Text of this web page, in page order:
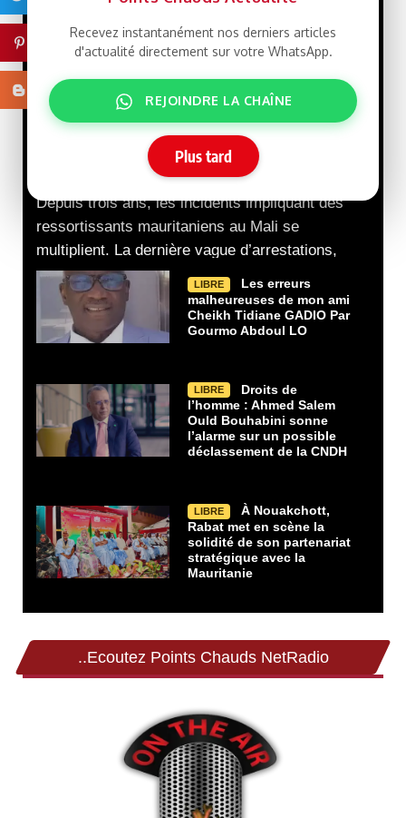
Blogger
Edito / Mauritanie-Mali : pourquoi
Bamako pousse-t-il Nouakchott à bout?
Depuis trois ans, les incidents impliquant des
ressortissants mauritaniens au Mali se
multiplient. La dernière vague d’arrestations,
LIBRE
Les erreurs
malheureuses de mon ami
Cheikh Tidiane GADIO Par
Gourmo Abdoul LO
LIBRE
Droits de
l’homme : Ahmed Salem
Ould Bouhabini sonne
l’alarme sur un possible
déclassement de la CNDH
LIBRE
À Nouakchott,
Rabat met en scène la
solidité de son partenariat
stratégique avec la
Mauritanie
..Ecoutez Points Chauds NetRadio
Recevez instantanément nos derniers articles
d'actualité directement sur votre WhatsApp.
REJOINDRE LA CHAÎNE
Plus tard